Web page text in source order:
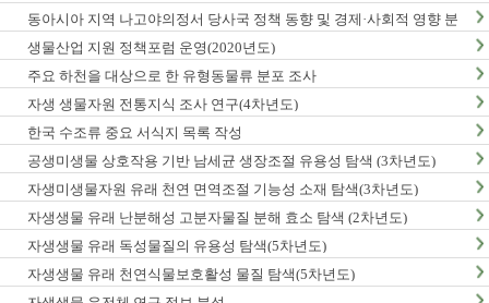
동아시아 지역 나고야의정서 당사국 정책 동향 및 경제·사회적 영향 분
석 최종보고서
생물산업 지원 정책포럼 운영(2020년도)
주요 하천을 대상으로 한 유형동물류 분포 조사
자생 생물자원 전통지식 조사 연구(4차년도)
한국 수조류 중요 서식지 목록 작성
공생미생물 상호작용 기반 남세균 생장조절 유용성 탐색 (3차년도)
자생미생물자원 유래 천연 면역조절 기능성 소재 탐색(3차년도)
자생생물 유래 난분해성 고분자물질 분해 효소 탐색 (2차년도)
자생생물 유래 독성물질의 유용성 탐색(5차년도)
자생생물 유래 천연식물보호활성 물질 탐색(5차년도)